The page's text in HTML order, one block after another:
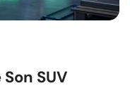
SUV